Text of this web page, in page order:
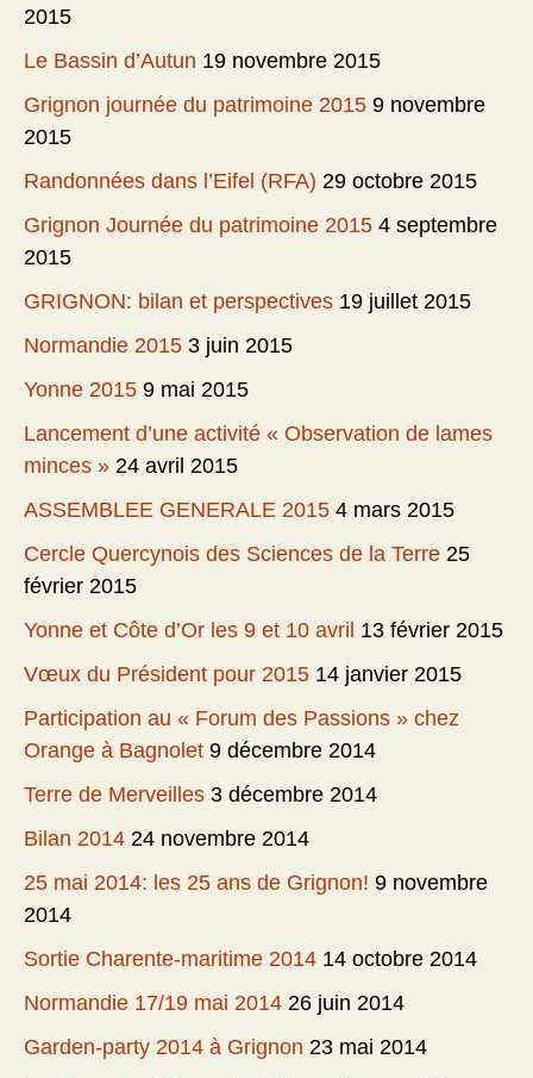
2015
Le Bassin d’Autun 19 novembre 2015
Grignon journée du patrimoine 2015 9 novembre
2015
Randonnées dans l’Eifel (RFA) 29 octobre 2015
Grignon Journée du patrimoine 2015 4 septembre
2015
GRIGNON: bilan et perspectives 19 juillet 2015
Normandie 2015 3 juin 2015
Yonne 2015 9 mai 2015
Lancement d’une activité « Observation de lames
minces » 24 avril 2015
ASSEMBLEE GENERALE 2015 4 mars 2015
Cercle Quercynois des Sciences de la Terre 25
février 2015
Yonne et Côte d’Or les 9 et 10 avril 13 février 2015
Vœux du Président pour 2015 14 janvier 2015
Participation au « Forum des Passions » chez
Orange à Bagnolet 9 décembre 2014
Terre de Merveilles 3 décembre 2014
Bilan 2014 24 novembre 2014
25 mai 2014: les 25 ans de Grignon! 9 novembre
2014
Sortie Charente-maritime 2014 14 octobre 2014
Normandie 17/19 mai 2014 26 juin 2014
Garden-party 2014 à Grignon 23 mai 2014